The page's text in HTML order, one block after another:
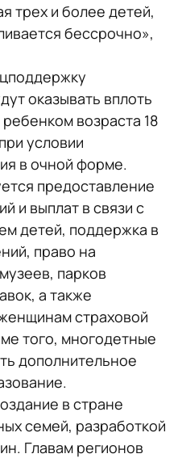
трех и более детей,
бессрочно»,
оказывать вплоть
возраста 18
условии
в очной форме.
предоставление
и выплат в связи с
детей, поддержка в
право на
парков
а также
страховой
того, многодетные
дополнительное
в стране
семей, разработкой
Главам регионов